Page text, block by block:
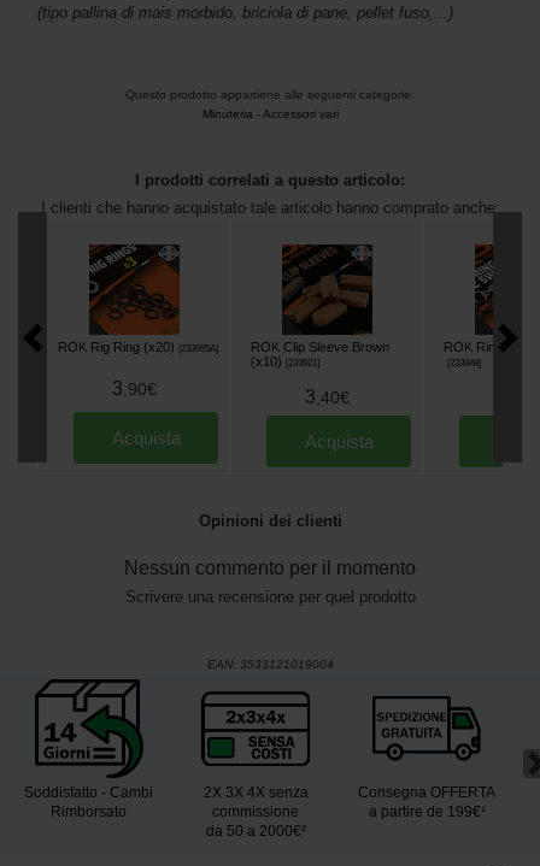
(tipo pallina di mais morbido, briciola di pane, pellet fuso,...)
Questo prodotto appartiene alle seguenti categorie:
Minuteria -Accessori vari
I prodotti correlati a questo articolo:
I clienti che hanno acquistato tale articolo hanno comprato anche:
ROK Rig Ring (x20) [233955A]
3,90€
Acquista
ROK Clip Sleeve Brown
(x10)
[233921]
3 40€
Acquista
ROK Ring
[233948]
Opinioni dei clienti
Nessun commento per il momento
Scrivere una recensione per quel prodotto
EAN: 3533121019004
Soddisfatto - Cambi
Rimborsato
2X 3X 4X senza
commissione
da 50 a 2000€²
Consegna OFFERTA
a partire de 199€¹